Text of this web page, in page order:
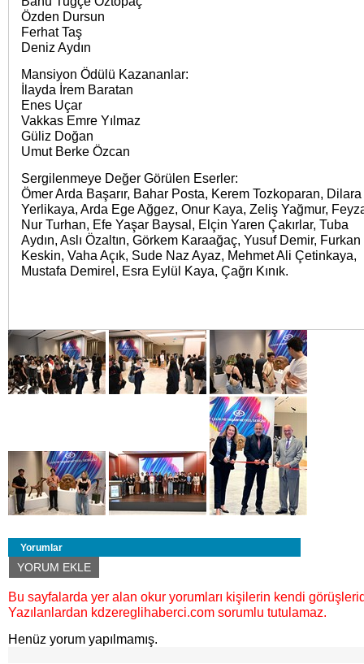
Özden Dursun
Ferhat Taş
Deniz Aydın
Mansiyon Ödülü Kazananlar:
İlayda İrem Baratan
Enes Uçar
Vakkas Emre Yılmaz
Güliz Doğan
Umut Berke Özcan
Sergilenmeye Değer Görülen Eserler:
Ömer Arda Başarır, Bahar Posta, Kerem Tozkoparan, Dilara
Yerlikaya, Arda Ege Ağgez, Onur Kaya, Zeliş Yağmur,
Nur Turhan, Efe Yaşar Baysal, Elçin Yaren Çakırlar, Tuba
Aydın, Aslı Özaltın, Görkem Karaağaç, Yusuf Demir, Furkan
Keskin, Vaha Açık, Sude Naz Ayaz, Mehmet Ali Çetinkaya,
Mustafa Demirel, Esra Eylül Kaya, Çağrı Kınık.
Yorumlar
YORUM EKLE
Bu sayfalarda yer alan okur yorumları kişilerin kendi
Yazılanlardan kdzereglihaberci.com sorumlu tutulamaz.
Henüz yorum yapılmamış.